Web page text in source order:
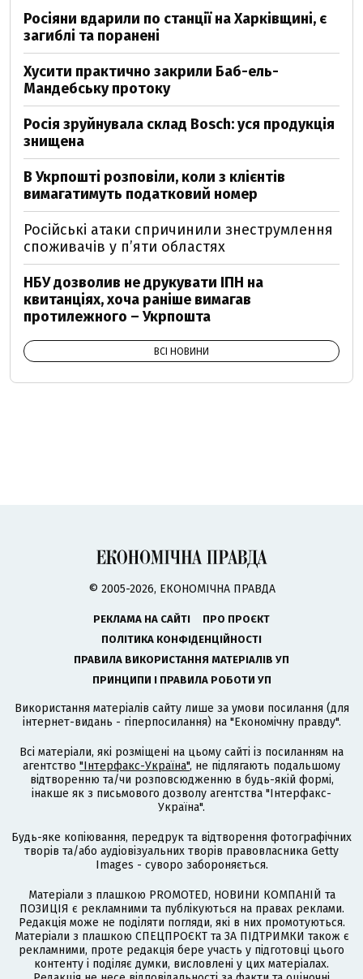
Росіяни вдарили по станції на Харківщині, є
загиблі та поранені
Хусити практично закрили Баб-ель-
Мандебську протоку
Росія зруйнувала склад Bosch: уся продукція
знищена
В Укрпошті розповіли, коли з клієнтів
вимагатимуть податковий номер
Російські атаки спричинили знеструмлення
споживачів у п’яти областях
НБУ дозволив не друкувати ІПН на
квитанціях, хоча раніше вимагав
протилежного – Укрпошта
ВСІ НОВИНИ
© 2005-2026, ЕКОНОМІЧНА ПРАВДА
РЕКЛАМА НА САЙТІ
ПРО ПРОЄКТ
ПОЛІТИКА КОНФІДЕНЦІЙНОСТІ
ПРАВИЛА ВИКОРИСТАННЯ МАТЕРІАЛІВ УП
ПРИНЦИПИ І ПРАВИЛА РОБОТИ УП
Використання матеріалів сайту лише за умови посилання (для
інтернет-видань - гіперпосилання) на "Економічну правду".
Всі матеріали, які розміщені на цьому сайті із посиланням на
агентство "Інтерфакс-Україна", не підлягають подальшому
відтворенню та/чи розповсюдженню в будь-якій формі,
інакше як з письмового дозволу агентства "Інтерфакс-
Україна".
Будь-яке копіювання, передрук та відтворення фотографічних
творів та/або аудіовізуальних творів правовласника Getty
Images - суворо забороняється.
Матеріали з плашкою PROMOTED, НОВИНИ КОМПАНІЙ та
ПОЗИЦІЯ є рекламними та публікуються на правах реклами.
Редакція може не поділяти погляди, які в них промотуються.
Матеріали з плашкою СПЕЦПРОЄКТ та ЗА ПІДТРИМКИ також є
рекламними, проте редакція бере участь у підготовці цього
контенту і поділяє думки, висловлені у цих матеріалах.